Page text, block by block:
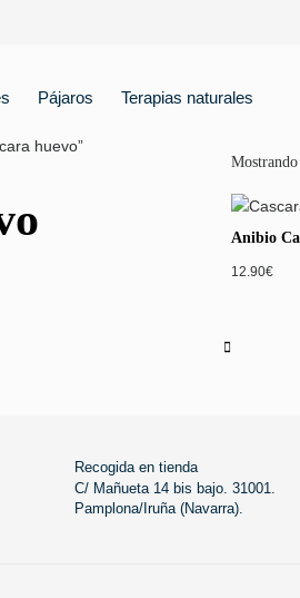
Pájaros Terapias naturales
huevo”
Anibio
12.90€
Recogida en tienda
C/ Mañueta 14 bis bajo. 31001.
Pamplona/Iruña (Navarra).